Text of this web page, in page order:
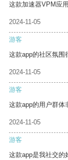
这款加速器VPM应
2024-11-05
游客
这款app的社区氛围
2024-11-05
游客
这款app的用户群体
2024-11-05
游客
这款app是我社交的